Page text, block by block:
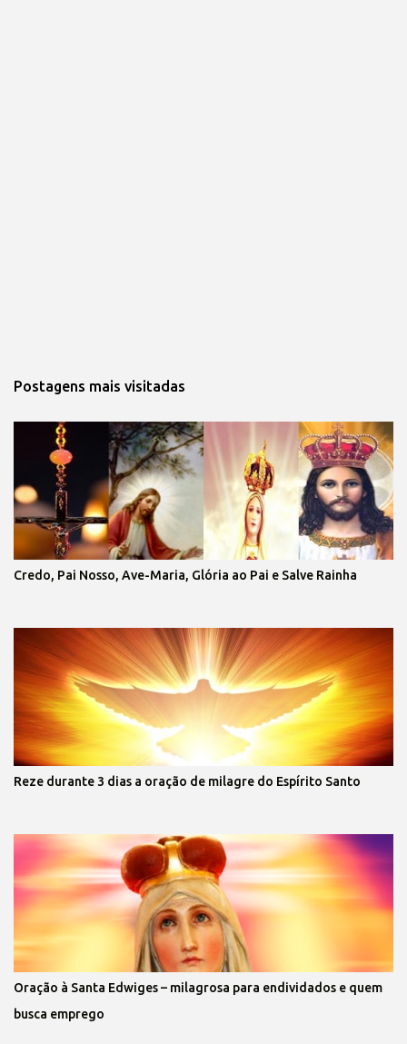
Postagens mais visitadas
Credo, Pai Nosso, Ave-Maria, Glória ao Pai e Salve Rainha
Reze durante 3 dias a oração de milagre do Espírito Santo
Oração à Santa Edwiges – milagrosa para endividados e quem
busca emprego